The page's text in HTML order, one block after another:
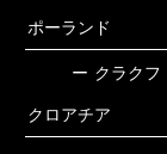
ポーランド
ー クラクフ
クロアチア